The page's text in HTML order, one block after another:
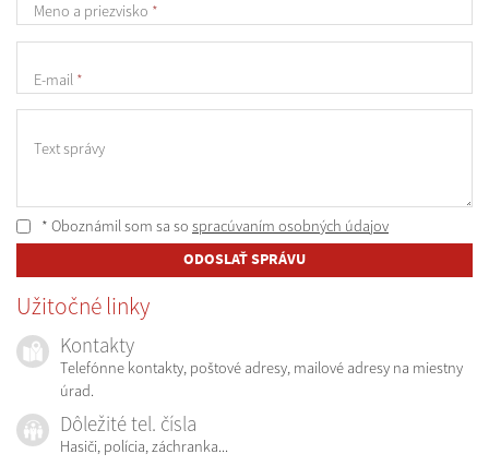
Meno a priezvisko *
E-mail *
Text správy
* Oboznámil som sa so spracúvaním osobných údajov
ODOSLAŤ SPRÁVU
Užitočné linky
Kontakty
Telefónne kontakty, poštové adresy, mailové adresy na miestny
úrad.
Dôležité tel. čísla
Hasiči, polícia, záchranka...